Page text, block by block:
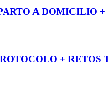
A DOMICILIO
+ RETOS